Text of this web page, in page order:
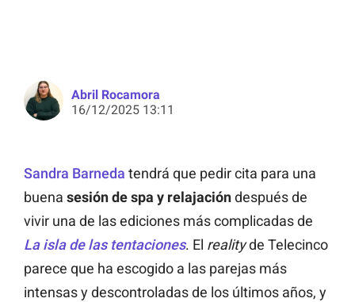
Abril Rocamora
16/12/2025 13:11
Sandra Barneda tendrá que pedir cita para una
buena sesión de spa y relajacióndespués de
vivir una de las ediciones más complicadas de
La isla de las tentaciones. El realityde Telecinco
parece que ha escogido a las parejas más
intensas y descontroladas de los últimos años, y